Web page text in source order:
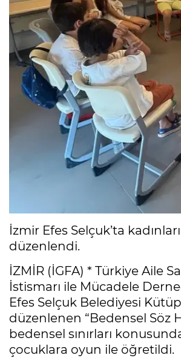
İzmir Efes Selçuk’ta
düzenlendi.
İZMİR (İGFA) * Türkiye Aile
İstismarı ile Mücadele
Efes Selçuk Belediyesi
düzenlenen “Bedensel Söz
bedensel sınırları
çocuklara oyun ile öğretildi.